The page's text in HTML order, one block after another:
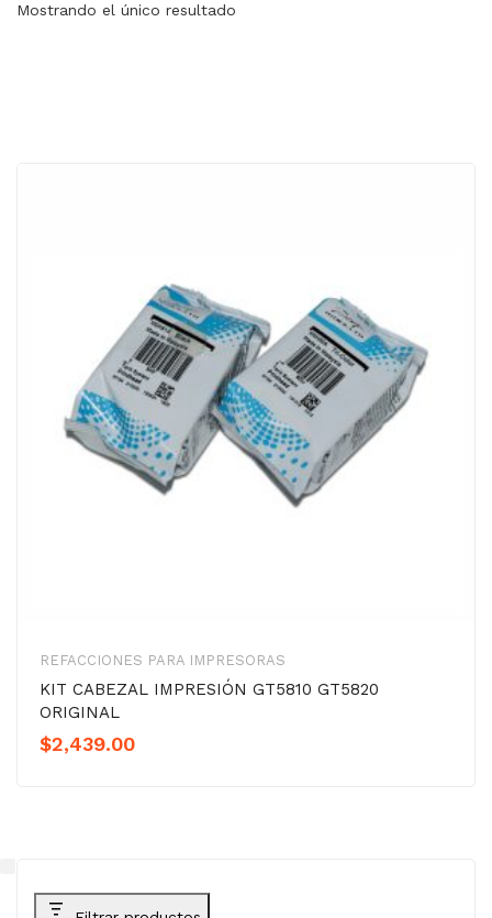
Mostrando el único resultado
REFACCIONES PARA IMPRESORAS
KIT CABEZAL IMPRESIÓN GT5810 GT5820
ORIGINAL
$2,439.00